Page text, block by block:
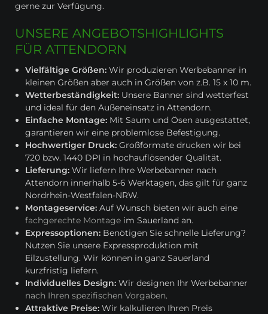
gerne zur Verfügung.
UNSERE ANGEBOTSHIGHLIGHTS
FÜR ATTENDORN
Vielfältige Größen:Wir produzieren Werbebanner in
kleinen Größen aber auch in Größen von z.B. 15 x 10 m.
Wetterbeständigkeit: Unsere Banner sind wetterfest
und ideal für den Außeneinsatz in Attendorn.
Einfache Montage: Mit Saum und Ösen ausgestattet,
garantieren wir eine problemlose Befestigung.
Hochwertiger Druck:Großformate drucken wir bei
720 bzw. 1440 DPI in hochauflösender Qualität.
Lieferung:Wir liefern Ihre Werbebanner nach
Attendorn innerhalb 5-6 Werktagen, das gilt für ganz
Nordrhein-Westfalen-NRW.
Montageservice:Auf Wunsch bieten wir auch eine
fachgerechte Montage im Sauerland an.
Expressoptionen: Benötigen Sie schnelle Lieferung?
Nutzen Sie unsere Expressproduktion mit
Eilzustellung. Wir können in ganz Sauerland
kurzfristig liefern.
Individuelles Design:Wir designen Ihr Werbebanner
nach Ihren spezifischen Vorgaben.
Attraktive Preise:Wir kalkulieren Ihren Preis